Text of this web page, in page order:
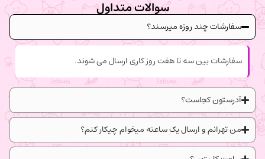
سوالات متداول
سفارشات چند روزه میرسند؟
سفارشات بین سه تا هفت روز کاری ارسال می شوند.
آدرستون کجاست؟
من تهرانم و ارسال یک ساعته میخوام چیکار کنم؟